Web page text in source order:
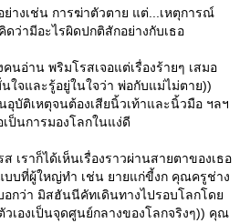
ย่างเช่น การฆ่าตัวตาย แต่...เหตุการณ์
ว่ามีอะไรผิดปกติสักอย่างกับเธอ
นอ่าน พริมโรสเจอแต่เรื่องร้ายๆ เสมอ
ใจและรู้อยู่ในใจว่า พ่อกับแม่ไม่ตาย))
อุบัติเหตุจนต้องเสียนิ้วเท้าและนิ้วมือ ฯลฯ
ป็นการมองโลกในแง่ดี
เราก็ได้เห็นเรื่องราวผ่านสายตาของเธอ
บบที่ผู้ใหญ่ทำ เช่น ยายแก่ขี้งก คุณครูช่าง
อกว่า มิสฮันนีคัทเดินทางไปรอบโลกโด
วเองเป็นจุดศูนย์กลางของโลกจริงๆ)) คุณ